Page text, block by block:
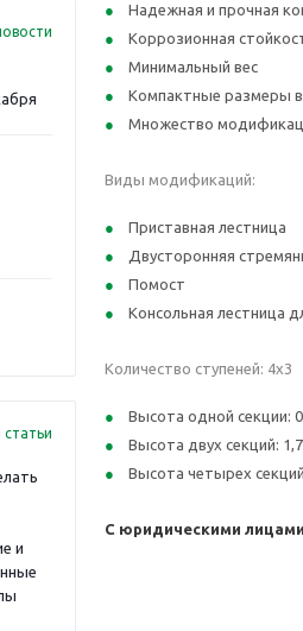
статьи
и
Надежная и прочная
Коррозионная
Минимальный вес
Компактные размеры
Множество
Виды модификаций:
Приставная лестница
Двусторонняя
Помост
Консольная лестница
Количество ступеней: 4х3
Высота одной секции:
Высота двух секций:
Высота четырех
С юридическими